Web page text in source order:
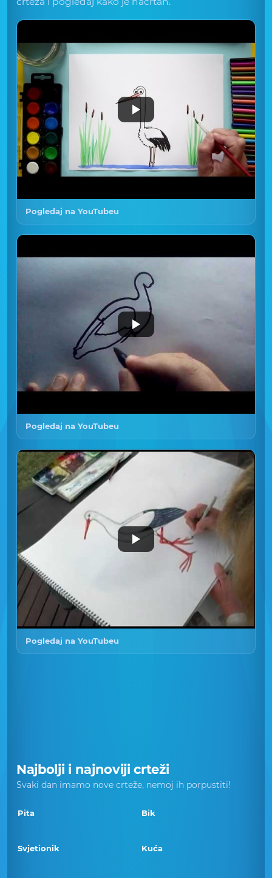
Pogledaj na YouTubeu
Pogledaj na YouTubeu
Pogledaj na YouTubeu
Najbolji i najnoviji crteži
Svaki dan imamo nove crteže, nemoj ih porpustiti!
Pita Bik
Svjetionik Kuća